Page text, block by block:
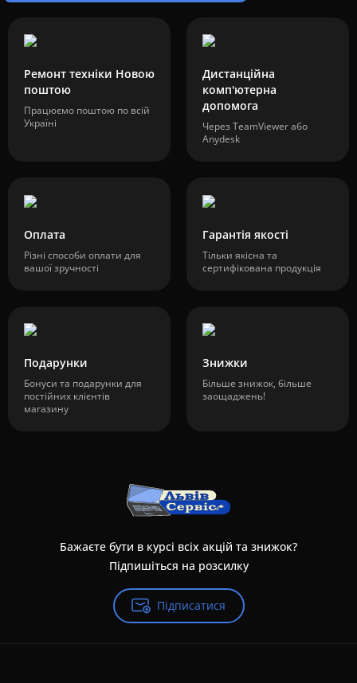
Ремонт техніки Новою
поштою
Працюємо поштою по всій
Україні
Дистанційна
комп'ютерна
допомога
Через TeamViewer або
Anydesk
Оплата
Різні способи оплати для
вашої зручності
Гарантія якості
Тільки якісна та
сертифікована продукція
Подарунки
Бонуси та подарунки для
постійних клієнтів
магазину
Знижки
Більше знижок, більше
заощаджень!
Бажаєте бути в курсі всіх акцій та знижок?
Підпишіться на розсилку
Підписатися